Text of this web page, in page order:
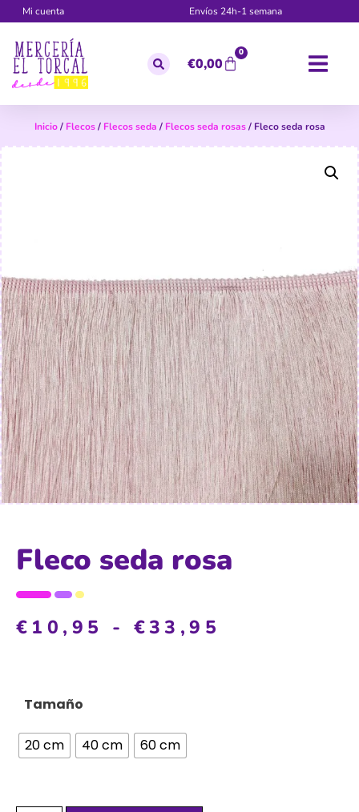
Mi cuenta Envíos 24h-1 semana
€0,00
0
Inicio/ Flecos/ Flecos seda / Flecos seda rosas/ Fleco seda rosa
Fleco seda rosa
€ 10,95 - €33,95
Tamaño
20 cm 40 cm 60 cm